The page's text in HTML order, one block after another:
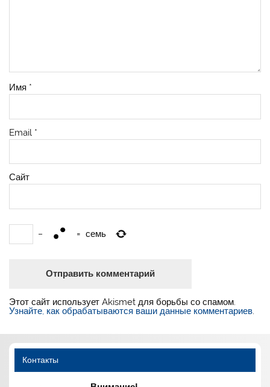
Имя *
Email *
Сайт
− = семь
Этот сайт использует Akismet для борьбы со спамом.
Узнайте, как обрабатываются ваши данные комментариев.
Контакты